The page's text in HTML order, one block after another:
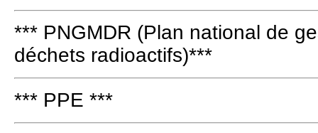
*** PNGMDR (Plan national de
déchets radioactifs)***
*** PPE ***